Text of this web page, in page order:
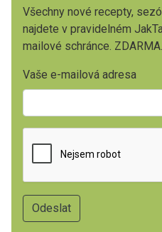
Všechny nové recepty,
najdete v pravidelném
mailové schránce. ZDARMA.
Vaše e-mailová adresa